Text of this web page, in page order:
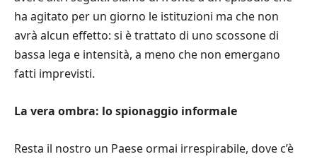
ha agitato per un giorno le istituzioni ma che non
avrà alcun effetto: si è trattato di uno scossone di
bassa lega e intensità, a meno che non emergano
fatti imprevisti.
La vera ombra: lo spionaggio informale
Resta il nostro un Paese ormai irrespirabile, dove c’è